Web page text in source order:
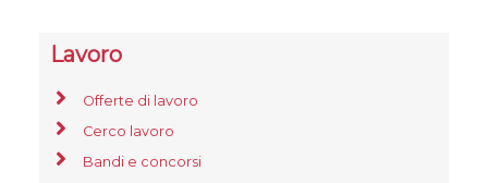
Lavoro
Offerte di lavoro
Cerco lavoro
Bandi e concorsi